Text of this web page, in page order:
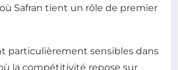
Safran tient un rôle de premier
particulièrement sensibles dans
la compétitivité repose sur